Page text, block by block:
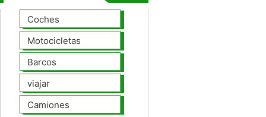
Coches
Motocicletas
Barcos
viajar
Camiones